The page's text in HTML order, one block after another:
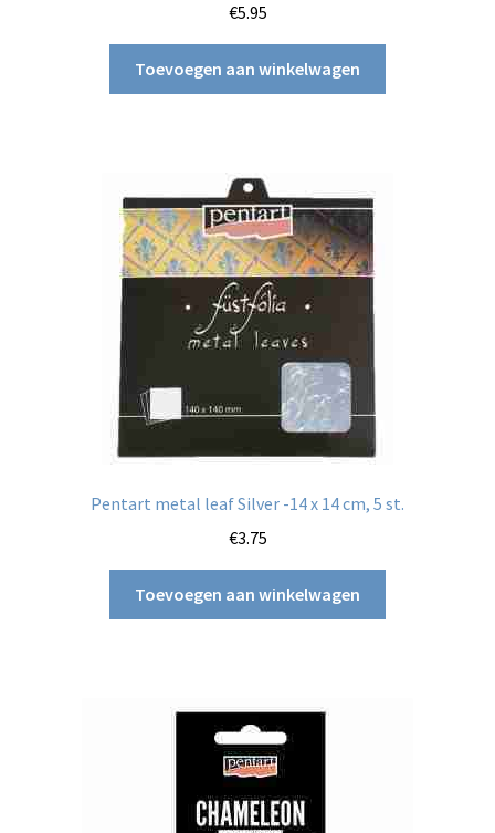
€5.95
Toevoegen aan winkelwagen
Pentart metal leaf Silver -14 x 14 cm, 5 st.
€3.75
Toevoegen aan winkelwagen